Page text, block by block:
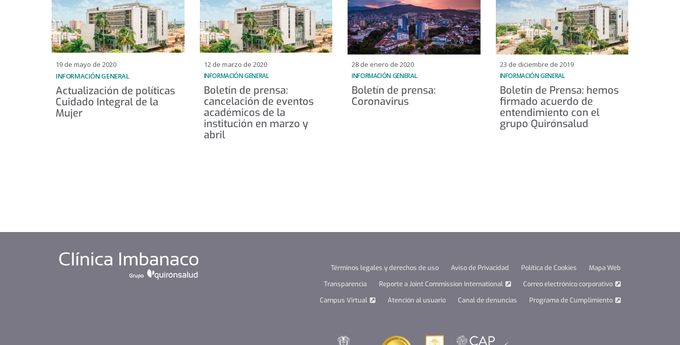
19 de mayo de 2020
INFORMACIÓN GENERAL
Actualización de políticas
Cuidado Integral de la
Mujer
12 de marzo de 2020
INFORMACIÓN GENERAL
Boletín de prensa:
cancelación de eventos
académicos de la
institución en marzo y
abril
28 de enero de 2020
INFORMACIÓN GENERAL
Boletín de prensa:
Coronavirus
23 de diciembre de 2019
INFORMACIÓN GENERAL
Boletín de Prensa: hemos
firmado acuerdo de
entendimiento con el
grupo Quirónsalud
Términos legales y derechos de uso Aviso de Privacidad Política de Cookies
Mapa Web
Transparencia
Reporte a Joint Commission International
Correo electrónico corporativo
Campus Virtual
Atención al usuario Canal de denuncias Programa de Cumplimiento